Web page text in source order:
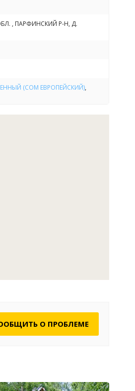
впечатления и море
мечтаете отдохнуть от
или озеро Ильмень) –
, ПАРФИНСКИЙ Р-Н, Д.
(СОМ ЕВРОПЕЙСКИЙ),
О ПРОБЛЕМЕ